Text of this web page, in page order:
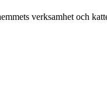
verksamhet och